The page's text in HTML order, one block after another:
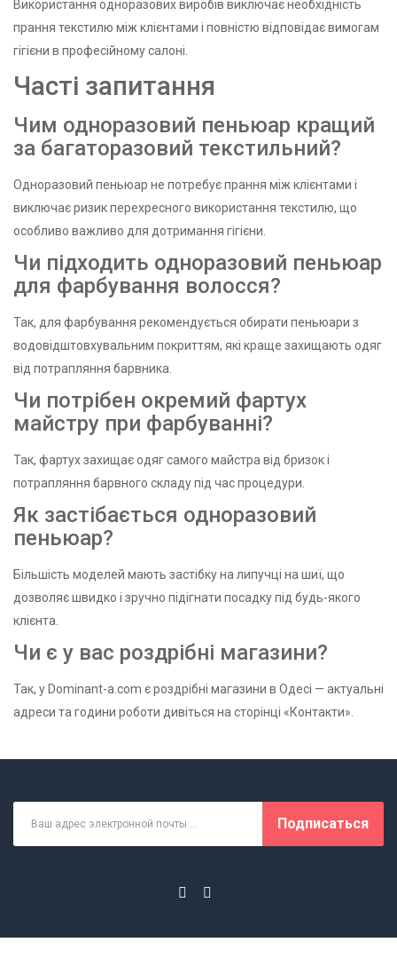
Використання одноразових виробів виключає необхідність
прання текстилю між клієнтами і повністю відповідає вимогам
гігієни в професійному салоні.
Часті запитання
Чим одноразовий пеньюар кращий
за багаторазовий текстильний?
Одноразовий пеньюар не потребує прання між клієнтами і
виключає ризик перехресного використання текстилю, що
особливо важливо для дотримання гігієни.
Чи підходить одноразовий пеньюар
для фарбування волосся?
Так, для фарбування рекомендується обирати пеньюари з
водовідштовхувальним покриттям, які краще захищають одяг
від потрапляння барвника.
Чи потрібен окремий фартух
майстру при фарбуванні?
Так, фартух захищає одяг самого майстра від бризок і
потрапляння барвного складу під час процедури.
Як застібається одноразовий
пеньюар?
Більшість моделей мають застібку на липучці на шиї, що
дозволяє швидко і зручно підігнати посадку під будь-якого
клієнта.
Чи є у вас роздрібні магазини?
Так, у Dominant-a.com є роздрібні магазини в Одесі — актуальні
адреси та години роботи дивіться на сторінці «Контакти».
Подписаться